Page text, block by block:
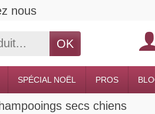
nous
OK
SPÉCIAL NOËL PROS
secs chiens